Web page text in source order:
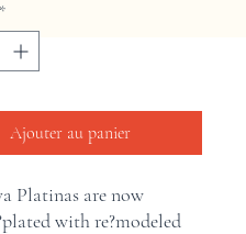
*
Ajouter au panier
Platinas are now
with re?modeled